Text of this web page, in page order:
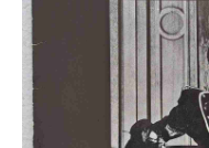
Anvil
VINIL
LP
VG+